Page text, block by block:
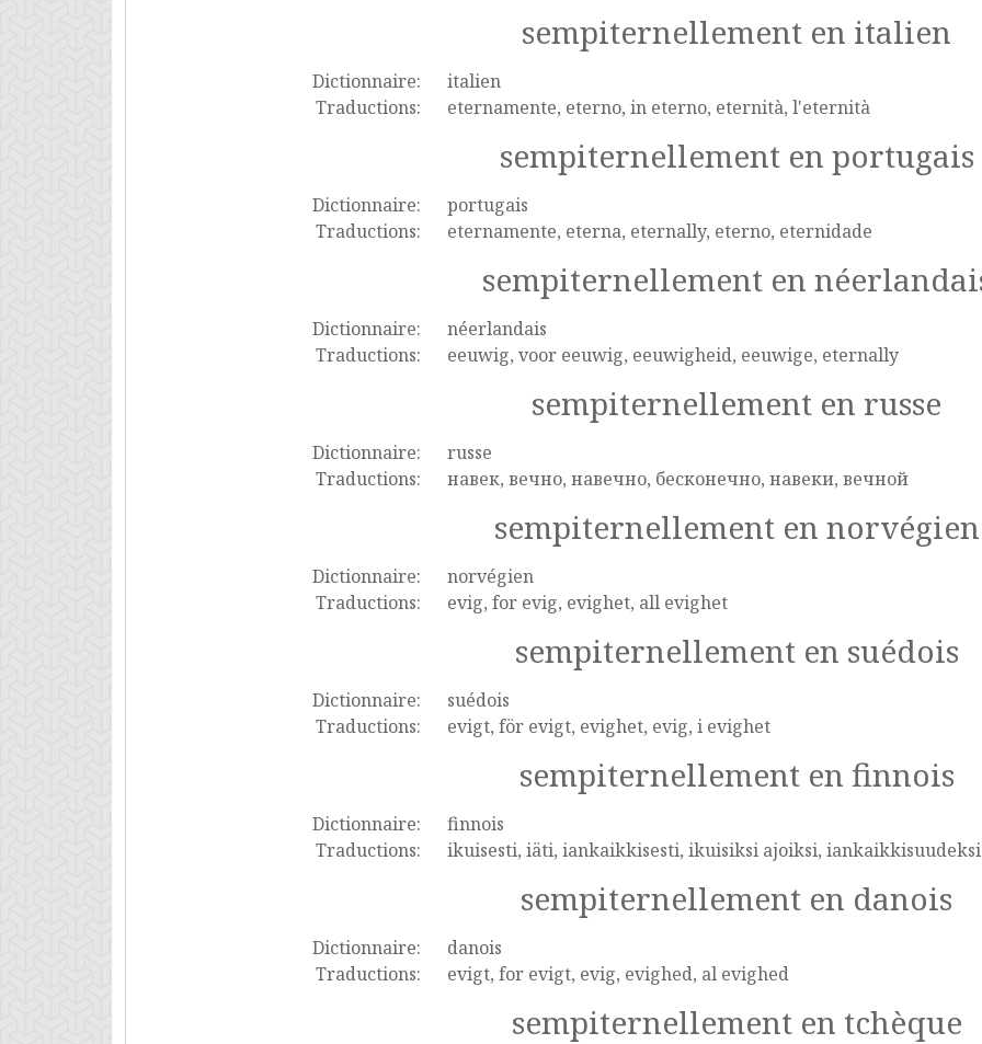
sempiternellement en italien
Dictionnaire:
italien
Traductions:
eternamente, eterno, in eterno, eternità, l'eternità
sempiternellement en portugais
Dictionnaire:
portugais
Traductions:
eternamente, eterna, eternally, eterno, eternidade
sempiternellement en
Dictionnaire:
néerlandais
Traductions:
eeuwig, voor eeuwig, eeuwigheid, eeuwige, eternally
sempiternellement en russe
Dictionnaire:
russe
Traductions:
навек, вечно, навечно, бесконечно, навеки, вечной
sempiternellement en norvégien
Dictionnaire:
norvégien
Traductions:
evig, for evig, evighet, all evighet
sempiternellement en suédois
Dictionnaire:
suédois
Traductions:
evigt, för evigt, evighet, evig, i evighet
sempiternellement en finnois
Dictionnaire:
finnois
Traductions:
ikuisesti, iäti, iankaikkisesti, ikuisiksi ajoiksi, iankaikkisuudeksi
sempiternellement en danois
Dictionnaire:
danois
Traductions:
evigt, for evigt, evig, evighed, al evighed
sempiternellement en tchèque